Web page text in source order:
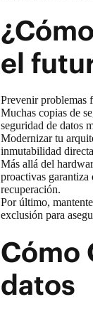
el
Prevenir problemas
Muchas copias de
seguridad de datos
Modernizar tu
inmutabilidad
Más allá del
proactivas garantiza
recuperación.
Por último,
exclusión para
Cómo
datos